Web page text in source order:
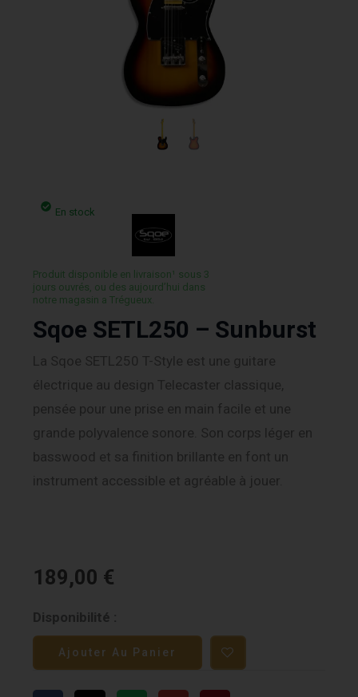
En stock
Produit disponible en livraison¹ sous 3
jours ouvrés, ou des aujourd’hui dans
notre magasin a Trégueux.
Sqoe SETL250 – Sunburst
La Sqoe SETL250 T-Style est une guitare
électrique au design Telecaster classique,
pensée pour une prise en main facile et une
grande polyvalence sonore. Son corps léger en
basswood et sa finition brillante en font un
instrument accessible et agréable à jouer.
189,00 €
Disponibilité :
quantité
de
Sqoe
SETL250
Ajouter Au Panier